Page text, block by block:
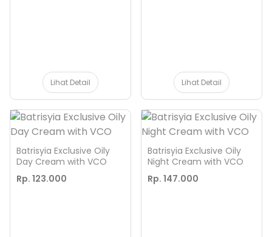
Lihat Detail Lihat Detail
Batrisyia Exclusive Oily
Day Cream with VCO
Rp. 123.000
Batrisyia Exclusive Oily
Night Cream with VCO
Rp. 147.000